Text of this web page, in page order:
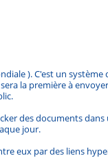
). C'est un
la première à
des documents
jour.
eux par des liens